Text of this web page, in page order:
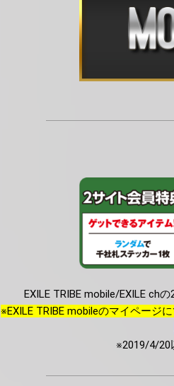
EXILE TRIBE mobile/EXILE ch
※EXILE TRIBE mobileのマイページ
※2019/4/20